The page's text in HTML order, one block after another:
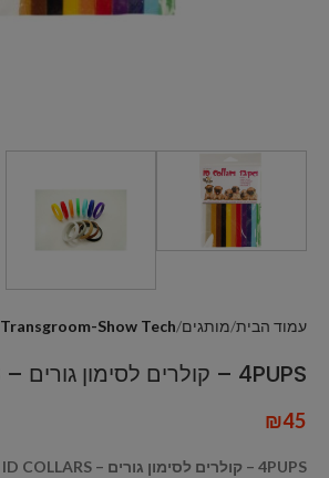
עמוד הבית מותגים Transgroom-Show Tech
4PUPS – קולרים לסימון גורים – ID COLLARS
₪45
4PUPS – קולרים לסימון גורים – ID COLLARS